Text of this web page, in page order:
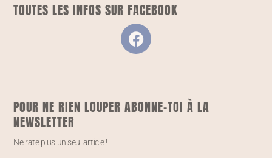
TOUTES LES INFOS SUR FACEBOOK
POUR NE RIEN LOUPER ABONNE-TOI À LA
NEWSLETTER
Ne rate plus un seul article !